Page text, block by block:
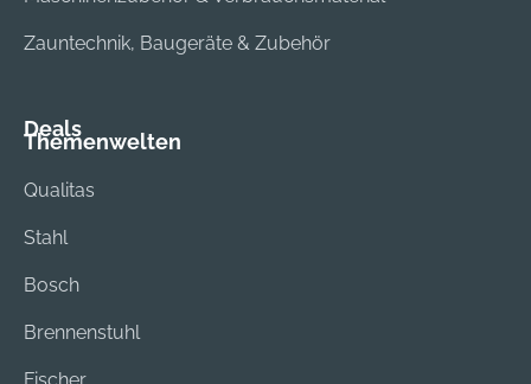
Zauntechnik, Baugeräte & Zubehör
Deals
Themenwelten
Qualitas
Stahl
Bosch
Brennenstuhl